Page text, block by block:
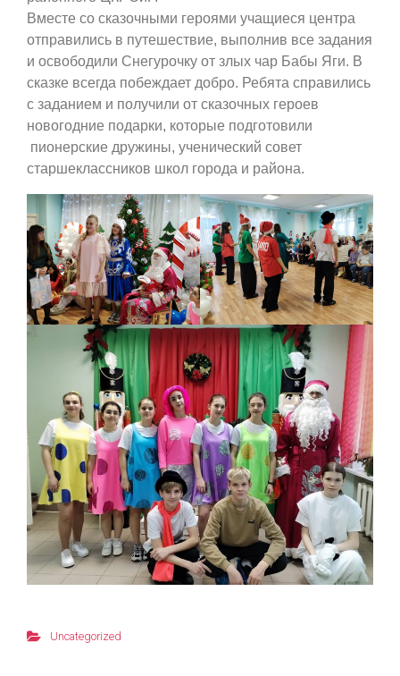
Вместе со сказочными героями учащиеся центра
отправились в путешествие, выполнив все задания
и освободили Снегурочку от злых чар Бабы Яги. В
сказке всегда побеждает добро. Ребята справились
с заданием и получили от сказочных героев
новогодние подарки, которые подготовили
пионерские дружины, ученический совет
старшеклассников школ города и района.
Uncategorized